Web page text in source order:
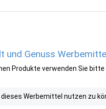
und Genuss
Produkte verwenden Sie
dieses Werbemittel nutzen zu